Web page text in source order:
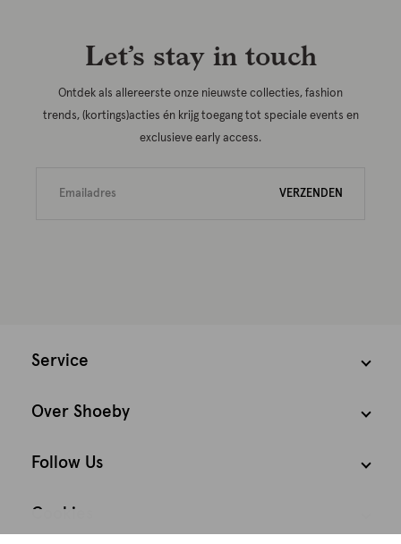
Let’s stay in touch
Ontdek als allereerste onze nieuwste collecties, fashion
trends, (kortings)acties én krijg toegang tot speciale events en
exclusieve early access.
VERZENDEN
Service
Over Shoeby
Follow Us
Cookies